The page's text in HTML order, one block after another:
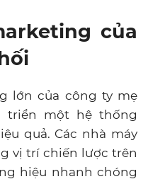
của
lớn của công ty mẹ
triển một hệ thống
quả. Các nhà máy
vị trí chiến lược trên
hiệu nhanh chóng